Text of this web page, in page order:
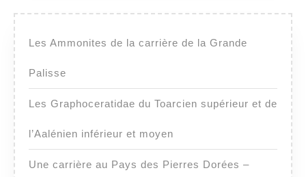
Les Ammonites de la carrière de la Grande
Palisse
Les Graphoceratidae du Toarcien supérieur et de
l’Aalénien inférieur et moyen
Une carrière au Pays des Pierres Dorées –